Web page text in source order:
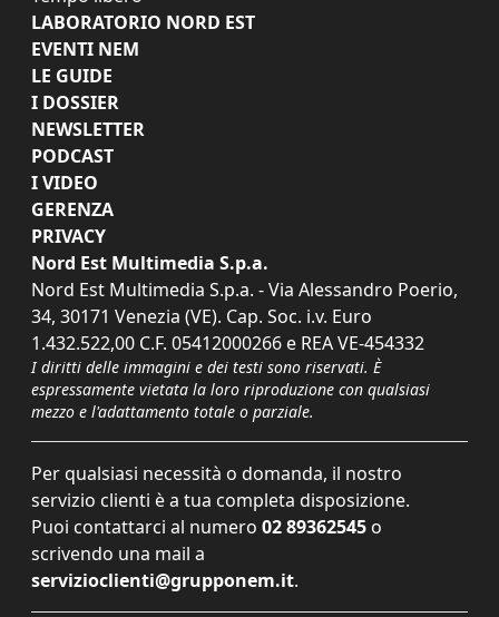
LABORATORIO NORD EST
EVENTI NEM
LE GUIDE
I DOSSIER
NEWSLETTER
PODCAST
I VIDEO
GERENZA
PRIVACY
Nord Est Multimedia S.p.a.
Nord Est Multimedia S.p.a. - Via Alessandro Poerio,
34, 30171 Venezia (VE). Cap. Soc. i.v. Euro
1.432.522,00 C.F. 05412000266 e REA VE-454332
I diritti delle immagini e dei testi sono riservati. È
espressamente vietata la loro riproduzione con qualsiasi
mezzo e l'adattamento totale o parziale.
Per qualsiasi necessità o domanda, il nostro
servizio clienti è a tua completa disposizione.
Puoi contattarci al numero 02 89362545 o
scrivendo una mail a
servizioclienti@grupponem.it.